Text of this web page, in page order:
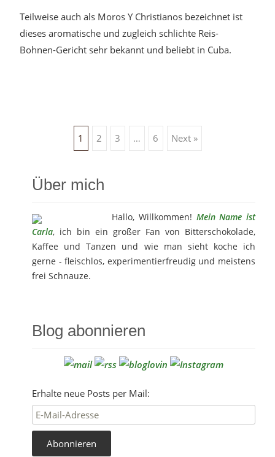
Teilweise auch als Moros Y Christianos bezeichnet ist
dieses aromatische und zugleich schlichte Reis-
Bohnen-Gericht sehr bekannt und beliebt in Cuba.
Posts
navigation
1 2 3 … 6 Next »
Über mich
Hallo, Willkommen! Mein Name ist
Carla, ich bin ein großer Fan von Bitterschokolade,
Kaffee und Tanzen und wie man sieht koche ich
gerne - fleischlos, experimentierfreudig und meistens
frei Schnauze.
Blog abonnieren
Erhalte neue Posts per Mail: